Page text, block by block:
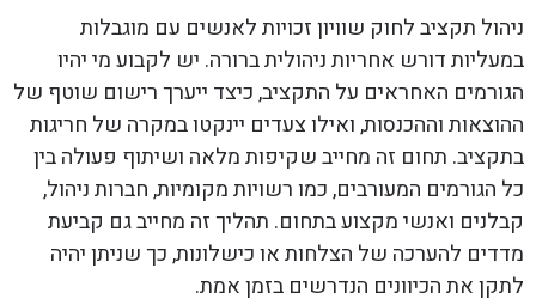
ניהול תקציב לחוק שוויון זכויות לאנשים עם מוגבלות
במעליות דורש אחריות ניהולית ברורה. יש לקבוע מי יהיו
הגורמים האחראים על התקציב, כיצד ייערך רישום שוטף של
ההוצאות וההכנסות, ואילו צעדים יינקטו במקרה של חריגות
בתקציב. תחום זה מחייב שקיפות מלאה ושיתוף פעולה בין
כל הגורמים המעורבים, כמו רשויות מקומיות, חברות ניהול,
קבלנים ואנשי מקצוע בתחום. תהליך זה מחייב גם קביעת
מדדים להערכה של הצלחות או כישלונות, כך שניתן יהיה
לתקן את הכיוונים הנדרשים בזמן אמת.